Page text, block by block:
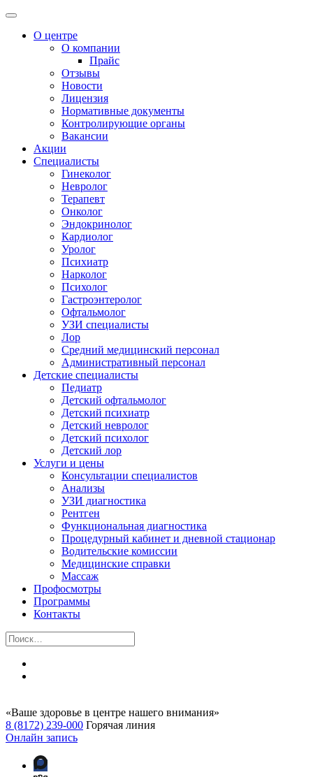
О центре
О компании
Прайс
Отзывы
Новости
Лицензия
Нормативные документы
Контролирующие органы
Вакансии
Акции
Специалисты
Гинеколог
Невролог
Терапевт
Онколог
Эндокринолог
Кардиолог
Уролог
Психиатр
Нарколог
Психолог
Гастроэнтеролог
Офтальмолог
УЗИ специалисты
Лор
Средний медицинский персонал
Административный персонал
Детские специалисты
Педиатр
Детский офтальмолог
Детский психиатр
Детский невролог
Детский психолог
Детский лор
Услуги и цены
Консультации специалистов
Анализы
УЗИ диагностика
Рентген
Функциональная диагностика
Процедурный кабинет и дневной стационар
Водительские комиссии
Медицинские справки
Массаж
Профосмотры
Программы
Контакты
«Ваше здоровье в центре нашего внимания»
8 (8172) 239-000 Горячая линия
Онлайн запись